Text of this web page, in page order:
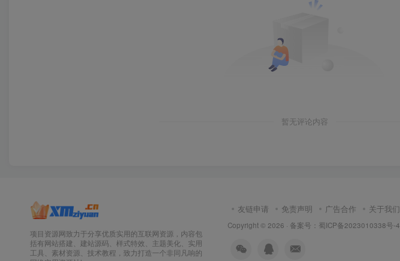
暂无评论内容
项目资源网致力于分享优质实用的互联网资源，内容包
括有网站搭建、建站源码、样式特效、主题美化、实用
工具、素材资源、技术教程，致力打造一个非同凡响的
友链申请 免责声明 广告合作 关于我们
Copyright © 2026 · 备案号：蜀ICP备2023010338号-4